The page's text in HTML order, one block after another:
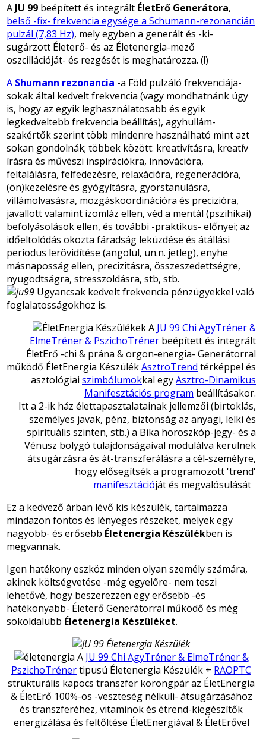
A JU 99 beépített és integrált ÉletErő Generátora,
belső -fix- frekvencia egysége a Schumann-rezonancián
pulzál (7,83 Hz), mely egyben a generált és -ki-
sugárzott Életerő- és az Életenergia-mező
oszcillációját- és rezgését is meghatározza. (!)
A Shumann rezonancia -a Föld pulzáló frekvenciája-
sokak által kedvelt frekvencia (vagy mondhatnánk úgy
is, hogy az egyik leghasználatosabb és egyik
legkedveltebb frekvencia beállítás), agyhullám-
szakértők szerint több mindenre használható mint azt
sokan gondolnák; többek között: kreativításra, kreatív
írásra és művészi inspirációkra, innovációra,
feltalálásra, felfedezésre, relaxációra, regenerációra,
(ön)kezelésre és gyógyításra, gyorstanulásra,
villámolvasásra, mozgáskoordinációra és precizióra,
javallott valamint izomláz ellen, véd a mentál (pszihikai)
befolyásolások ellen, és további -praktikus- előnyei; az
időeltolódás okozta fáradság leküzdése és átállási
periodus lerövidítése (angolul, un.n. jetleg), enyhe
másnaposság ellen, precizitásra, összeszedettségre,
nyugodtságra, stresszoldásra, stb, stb.
Ugyancsak kedvelt frekvencia pénzügyekkel való
foglalatosságokhoz is.
A JU 99 Chi AgyTréner &
ElmeTréner & PszichoTréner beépített és integrált
ÉletErő -chi & prána & orgon-energia- Generátorral
működő ÉletEnergia KészülékAsztroTrend térképpel és
asztológiai szimbólumokkal egyAsztro-Dinamikus
Manifesztációs program beállításakor.
Itt a 2-ik ház élettapasztalatainak jellemzői (birtoklás,
személyes javak, pénz, biztonság az anyagi, lelki és
spirituális szinten, stb.) a Bika horoszkóp-jegy- és a
Vénusz bolygó tulajdonságaival modulálva kerülnek
átsugárzásra és át-transzferálásra a cél-személyre,
hogy elősegítsék a programozott 'trend'
manifesztációját és megvalósulását
Ez a kedvező árban lévő kis készülék, tartalmazza
mindazon fontos és lényeges részeket, melyek egy
nagyobb- és erősebb Életenergia Készülékben is
megvannak.
Igen hatékony eszköz minden olyan személy számára,
akinek költségvetése -még egyelőre- nem teszi
lehetővé, hogy beszerezzen egy erősebb -és
hatékonyabb- Életerő Generátorral működő és még
sokoldalubb Életenergia Készüléket.
A JU 99 Chi AgyTréner & ElmeTréner &
PszichoTrénertipusú Életenergia Készülék + RAOPTC
strukturális kapocs transzfer korongpár az ÉletEnergia
& ÉletErő 100%-os -veszteség nélküli- átsugárzásához
és transzferéhez, vitaminok és étrend-kiegészítők
energizálása és feltőltése ÉletEnergiával & ÉletErővel